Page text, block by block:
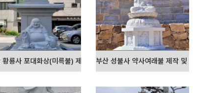
황룡사 포대화상(미륵불) 제작 및 설치부산 성불사 약사여래불 제작 및 설치